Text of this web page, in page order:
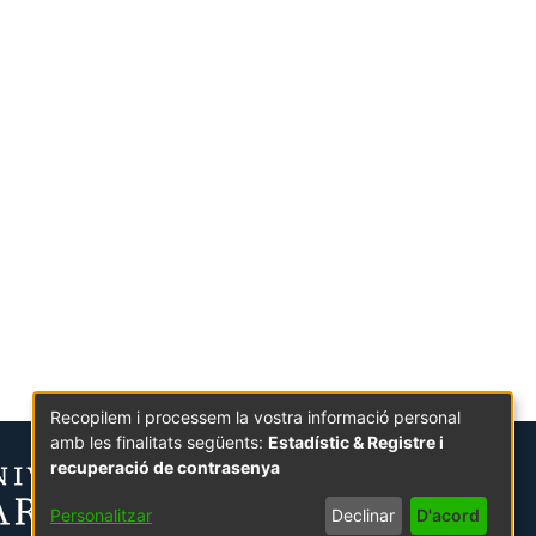
Recopilem i processem la vostra informació personal
amb les finalitats següents: Estadístic & Registre i
recuperació de contrasenya
Personalitzar Declinar D'acord